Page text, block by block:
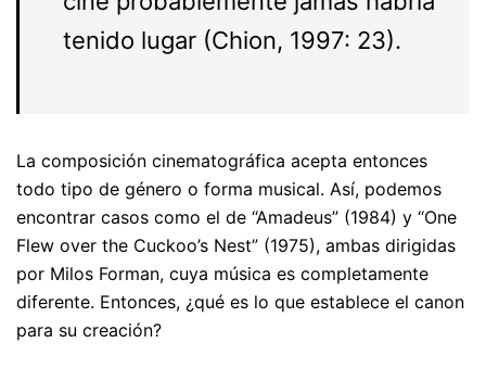
tenido lugar (Chion, 1997: 23).
La composición cinematográfica acepta entonces
todo tipo de género o forma musical. Así, podemos
encontrar casos como el de “Amadeus” (1984) y “One
Flew over the Cuckoo’s Nest” (1975), ambas dirigidas
por Milos Forman, cuya música es completamente
diferente. Entonces, ¿qué es lo que establece el canon
para su creación?